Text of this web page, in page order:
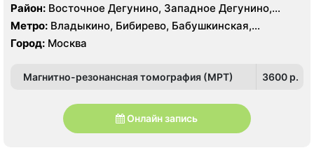
Район: Восточное Дегунино, Западное Дегунино,
Алтуфьевский, Бибирево, Лианозово,
Лосиноостровский, Марфино, Свиблово, Северное
Медведково, Южное Медведково
Метро: Владыкино, Бибирево, Бабушкинская,
Алтуфьево, Медведково, Окружная, Отрадное,
Петровско-Разумовская, Свиблово, Верхние
Город: Москва
Магнитно-резонансная томография (МРТ) 3600 p.
Онлайн запись